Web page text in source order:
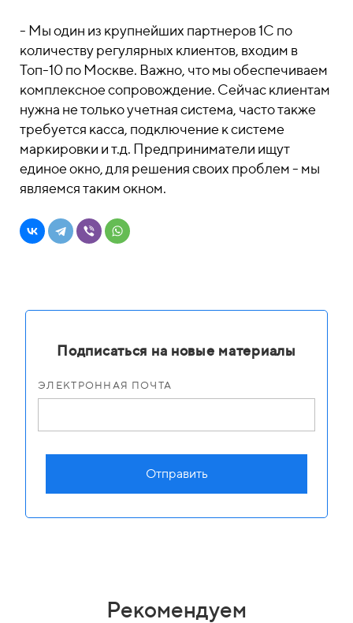
- Мы один из крупнейших партнеров 1С по
количеству регулярных клиентов, входим в
Топ-10 по Москве. Важно, что мы обеспечиваем
комплексное сопровождение. Сейчас клиентам
нужна не только учетная система, часто также
требуется касса, подключение к системе
маркировки и т.д. Предприниматели ищут
единое окно, для решения своих проблем - мы
являемся таким окном.
Подписаться на новые материалы
ЭЛЕКТРОННАЯ ПОЧТА
Отправить
Рекомендуем